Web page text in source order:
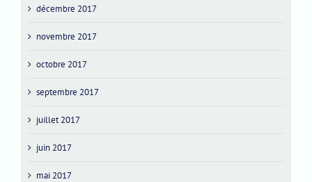
décembre 2017
novembre 2017
octobre 2017
septembre 2017
juillet 2017
juin 2017
mai 2017